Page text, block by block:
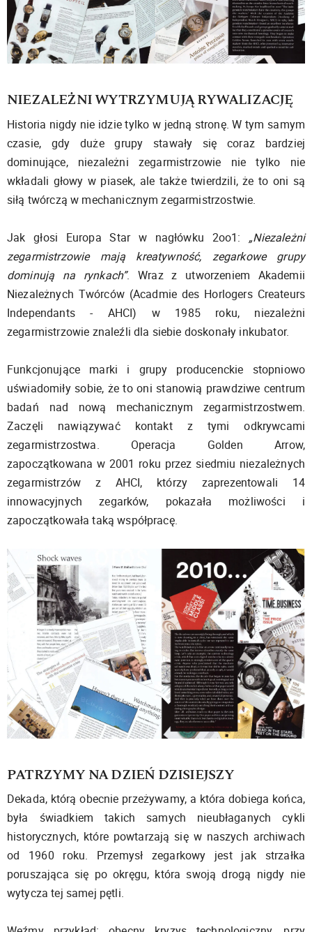
NIEZALEŻNI WYTRZYMUJĄ RYWALIZACJĘ
Historia nigdy nie idzie tylko w jedną stronę. W tym samym
czasie, gdy duże grupy stawały się coraz bardziej
dominujące, niezależni zegarmistrzowie nie tylko nie
wkładali głowy w piasek, ale także twierdzili, że to oni są
siłą twórczą w mechanicznym zegarmistrzostwie.
Jak głosi Europa Star w nagłówku 2oo1: „Niezależni
zegarmistrzowie mają kreatywność, zegarkowe grupy
dominują na rynkach”. Wraz z utworzeniem Akademii
Niezależnych Twórców (Acadmie des Horlogers Createurs
Independants - AHCI) w 1985 roku, niezależni
zegarmistrzowie znaleźli dla siebie doskonały inkubator.
Funkcjonujące marki i grupy producenckie stopniowo
uświadomiły sobie, że to oni stanowią prawdziwe centrum
badań nad nową mechanicznym zegarmistrzostwem.
Zaczęli nawiązywać kontakt z tymi odkrywcami
zegarmistrzostwa. Operacja Golden Arrow,
zapoczątkowana w 2001 roku przez siedmiu niezależnych
zegarmistrzów z AHCI, którzy zaprezentowali 14
innowacyjnych zegarków, pokazała możliwości i
zapoczątkowała taką współpracę.
PATRZYMY NA DZIEŃ DZISIEJSZY
Dekada, którą obecnie przeżywamy, a która dobiega końca,
była świadkiem takich samych nieubłaganych cykli
historycznych, które powtarzają się w naszych archiwach
od 1960 roku. Przemysł zegarkowy jest jak strzałka
poruszająca się po okręgu, która swoją drogą nigdy nie
wytycza tej samej pętli.